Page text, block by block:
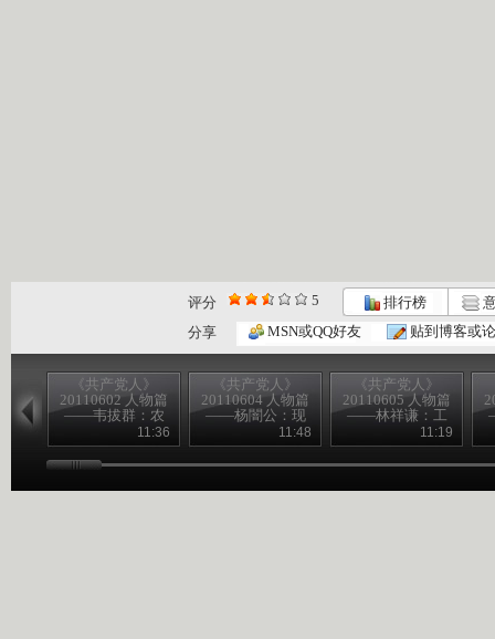
评分 5 排行榜
分享
MSN或QQ好友 贴到博客或
《共产党人》
20110602 人物篇
——韦拔群：农
民的好拔哥11:36
《共产党人》
20110604 人物篇
——杨闇公：现
11:48
《共产党人》
20110605 人物篇
——林祥谦：工
11:19